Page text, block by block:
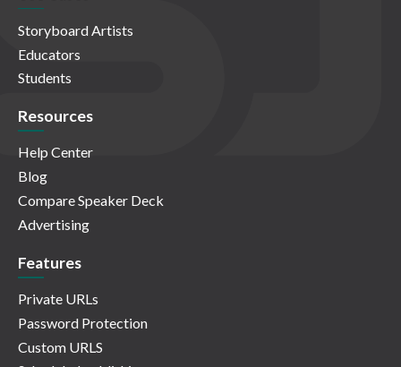
Storyboard Artists
Educators
Students
Resources
Help Center
Blog
Compare Speaker Deck
Advertising
Features
Private URLs
Password Protection
Custom URLS